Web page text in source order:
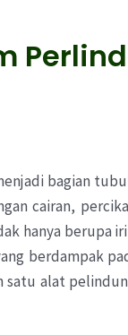
bagian
cairan,
hanya berupa
berdampak
alat